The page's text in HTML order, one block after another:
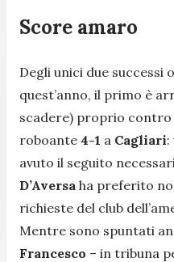
Score amaro
Degli unici due successi
quest’anno, il primo è
scadere) proprio contro
roboante 4-1 a Cagliari:
avuto il seguito
D’Aversa ha preferito
richieste del club
Mentre sono spuntati
Francesco – in tribuna